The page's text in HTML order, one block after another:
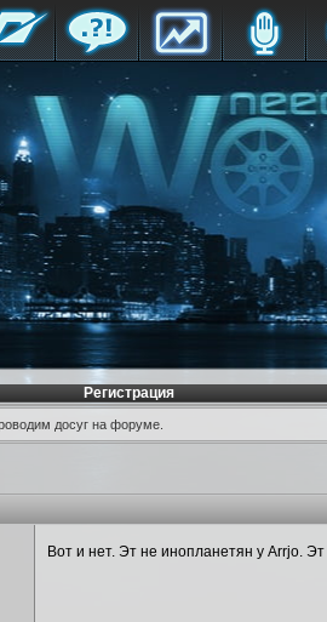
Регистрация
досуг на форуме.
Вот и нет. Эт не инопланетян у Arrjo.